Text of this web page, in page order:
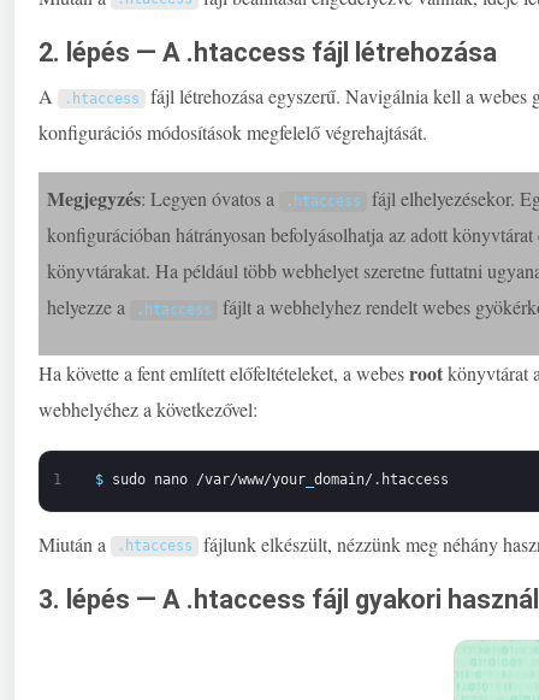
2. lépés — A .htaccess fájl létrehozása
A . htaccess fájl létrehozása egyszerű. Navigálnia kell a webes
konfigurációs módosítások megfelelő végrehajtását.
Megjegyzés: Legyen óvatos a . htaccess
fájl elhelyezésekor.
konfigurációban hátrányosan befolyásolhatja az adott könyvtárat
könyvtárakat. Ha például több webhelyet szeretne futtatni
helyezze a
. htaccess fájlt a webhelyhez rendelt webes
Ha követte a fent említett előfeltételeket, a webesrootkönyvtárat
webhelyéhez a következővel:
1 $ sudo nano /var/www/your_ domain/ . htaccess
Miután a . htaccess fájlunk elkészült, nézzünk meg néhány
3. lépés — A .htaccess fájl gyakori